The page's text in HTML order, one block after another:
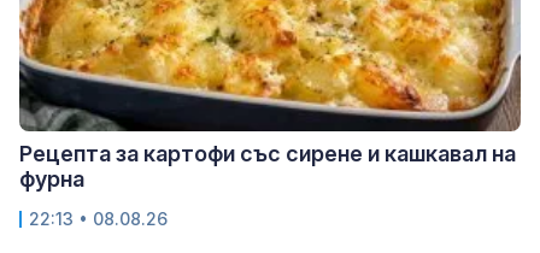
Рецепта за картофи със сирене и кашкавал на
фурна
22:13 • 08.08.26